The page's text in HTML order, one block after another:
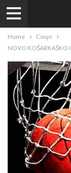
Home
Спорт
NOVO KOŠARKAŠKO